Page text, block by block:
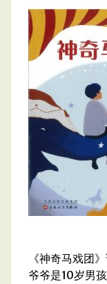
《神奇马戏团
爷爷是10岁男